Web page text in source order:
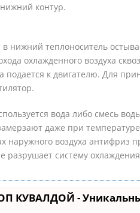
контур.
в нижний теплоноситель
охлажденного воздуха
подается к двигателю. Для
вода либо смесь
даже при
наружного воздуха антифриз
разрушает систему
КУВАЛДОЙ -